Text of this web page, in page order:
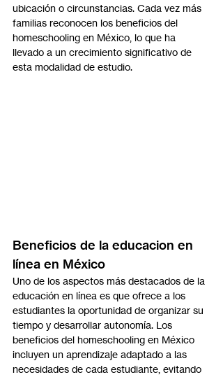
ubicación o circunstancias. Cada vez más
familias reconocen los beneficios del
homeschooling en México, lo que ha
llevado a un crecimiento significativo de
esta modalidad de estudio.
Beneficios de la educacion en
línea en México
Uno de los aspectos más destacados de la
educación en línea es que ofrece a los
estudiantes la oportunidad de organizar su
tiempo y desarrollar autonomía. Los
beneficios del homeschooling en México
incluyen un aprendizaje adaptado a las
necesidades de cada estudiante, evitando